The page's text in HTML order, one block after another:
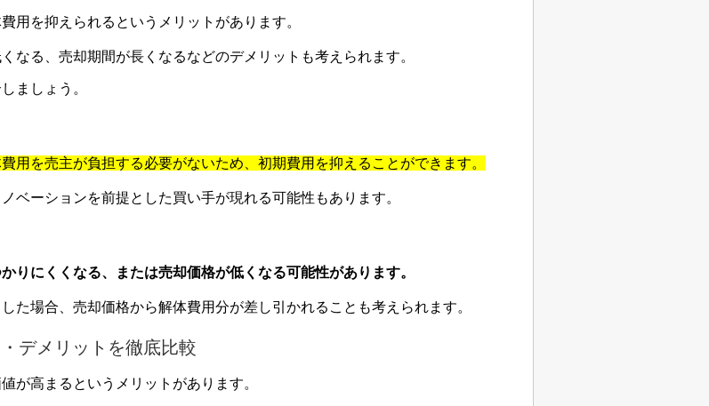
用を抑えられるというメリットがあります。
なる、売却期間が長くなるなどのデメリットも考えられます。
ましょう。
用を売主が負担する必要がないため、初期費用を抑えることができます。
ベーションを前提とした買い手が現れる可能性もあります。
りにくくなる、または売却価格が低くなる可能性があります。
た場合、売却価格から解体費用分が差し引かれることも考えられます。
デメリットを徹底比較
が高まるというメリットがあります。